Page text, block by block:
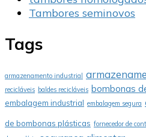
Tambores seminovos
Tags
armazenamento industrial
recicláveis baldes recicláveis bombonas
embalagem industrial embalagem segura
de bombonas plásticas fornecedor de